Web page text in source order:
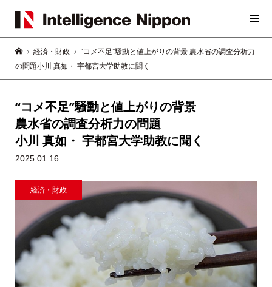
経済・財政
“コメ不足”騒動と値上がりの背景 農水省の調査分析力
の問題小川 真如・ 宇都宮大学助教に聞く
“コメ不足”騒動と値上がりの背景
農水省の調査分析力の問題
小川 真如・ 宇都宮大学助教に聞く
2025.01.16
経済・財政